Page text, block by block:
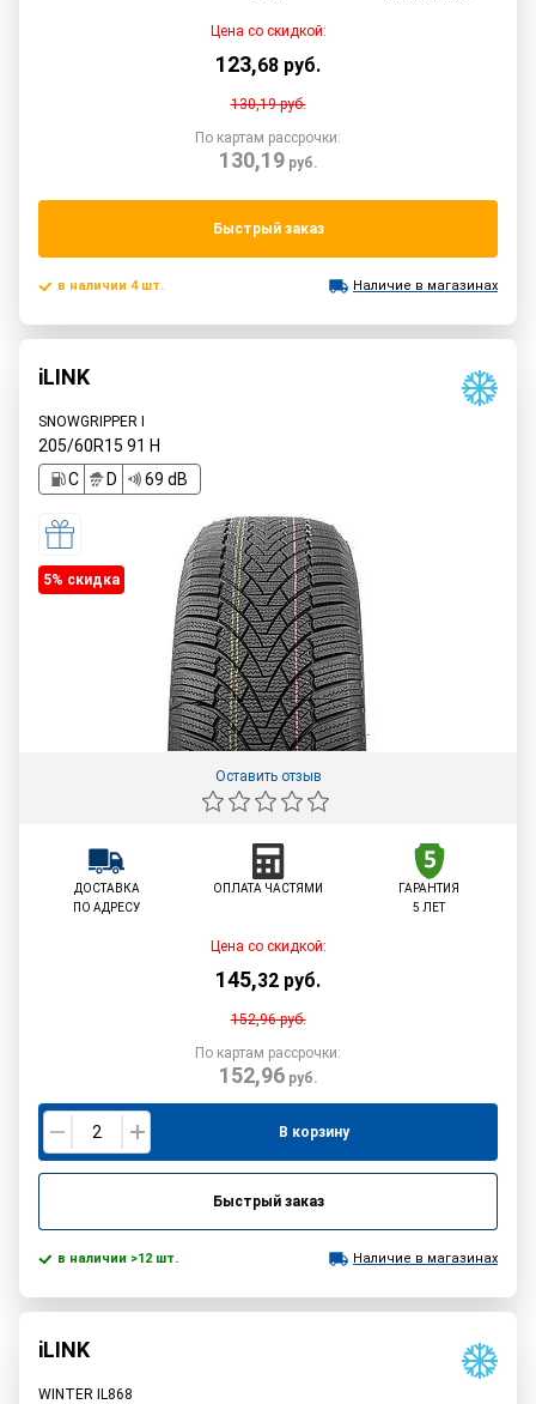
Цена со скидкой:
123,68 руб.
130,19руб.
По картам рассрочки:
130,19руб.
Быстрый заказ
в наличии 4 шт. Наличие в магазинах
iLINK
SNOWGRIPPER I
205/60R15 91 H
C
D 69 dB
5% cкидка
Оставить отзыв
ДОСТАВКА
ПО АДРЕСУ
ОПЛАТА ЧАСТЯМИ
ГАРАНТИЯ
5 ЛЕТ
Цена со скидкой:
145,32 руб.
152,96руб.
По картам рассрочки:
152,96руб.
В корзину
Быстрый заказ
в наличии >12 шт. Наличие в магазинах
iLINK
WINTER IL868